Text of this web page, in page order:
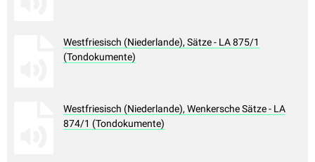
Westfriesisch (Niederlande), Sätze - LA 875/1
(Tondokumente)
Westfriesisch (Niederlande), Wenkersche Sätze - LA
874/1 (Tondokumente)